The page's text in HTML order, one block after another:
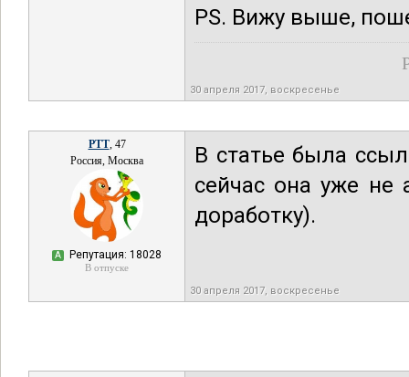
PS. Вижу выше,
30 апреля 2017, воскресенье
РТТ, 47
Россия, Москва
А Репутация: 18028
В отпуске
В статье была
сейчас она уже не
доработку).
30 апреля 2017, воскресенье